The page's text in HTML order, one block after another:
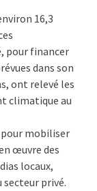
16,3
pour financer
dans son
ont relevé les
climatique au
mobiliser
œuvre des
locaux,
secteur privé.